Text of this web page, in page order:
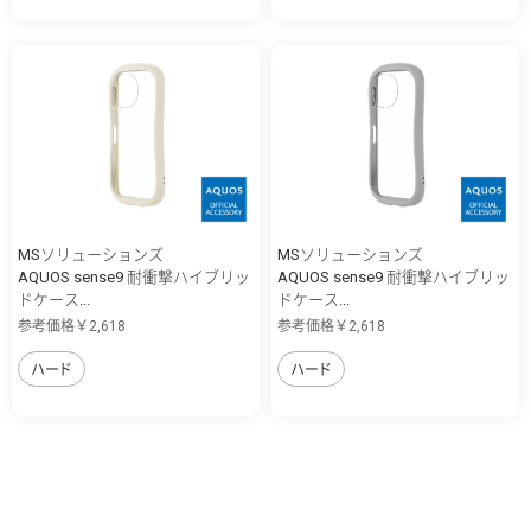
MSソリューションズ
AQUOS sense9 耐衝撃ハイブリッ
ドケース...
参考価格￥2,618
ハード
MSソリューションズ
AQUOS sense9 耐衝撃ハイブリッ
ドケース...
参考価格￥2,618
ハード